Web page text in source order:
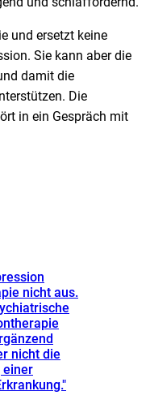
und ersetzt keine
Sie kann aber die
damit die
Die
in ein Gespräch mit
nicht aus.
nicht die
einer
"